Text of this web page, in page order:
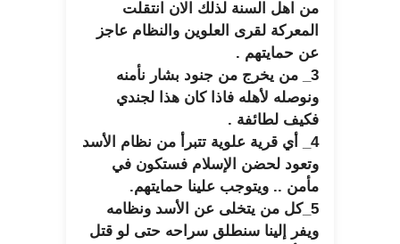
من اهل السنة لذلك الان انتقلت
المعركة لقرى العلوين والنظام عاجز
عن حمايتهم .
3_ من يخرج من جنود بشار نأمنه
ونوصله لأهله فاذا كان هذا لجندي
فكيف لطائفة .
4_ أي قرية علوية تتبرأ من نظام الأسد
وتعود لحضن الإسلام فستكون في
مأمن .. ويتوجب علينا حمايتهم.
5_كل من يتخلى عن الأسد ونظامه
ويفر إلينا سنطلق سراحه حتى لو قتل